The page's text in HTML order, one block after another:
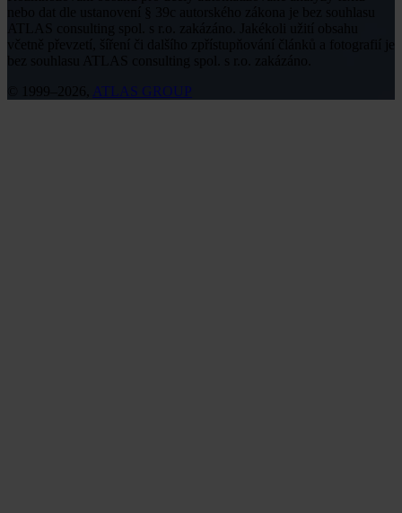
včetně převzetí, šíření či dalšího zpřístupňování článků a fotografií je
ATLAS GROUP